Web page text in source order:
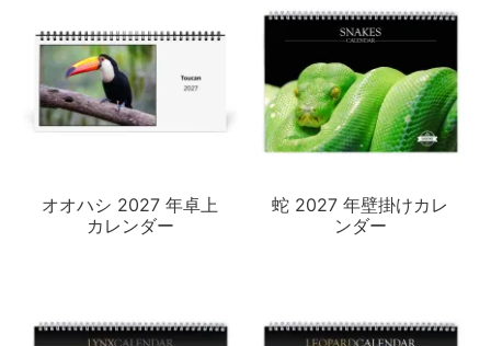
オオハシ 2027 年卓上
カレンダー
蛇 2027 年壁掛けカレ
ンダー